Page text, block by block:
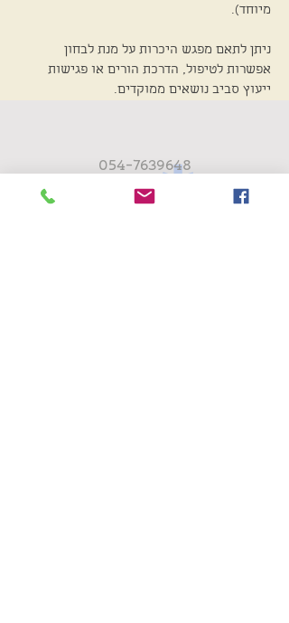
מיוחד).
ניתן לתאם מפגש היכרות על מנת לבחון
אפשרות לטיפול, הדרכת הורים או פגישות
ייעוץ סביב נושאים ממוקדים.
054-7639648